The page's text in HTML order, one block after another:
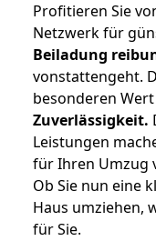
Profitieren Sie
Netzwerk für
Beiladung
vonstattengeht.
besonderen
Zuverlässigkeit.
Leistungen
für Ihren Umzug
Ob Sie nun eine
Haus umziehen,
für Sie.